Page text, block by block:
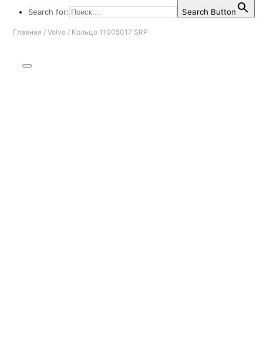
Search for:
Search Button
Главная / Volvo / Кольцо 11005017 SRP